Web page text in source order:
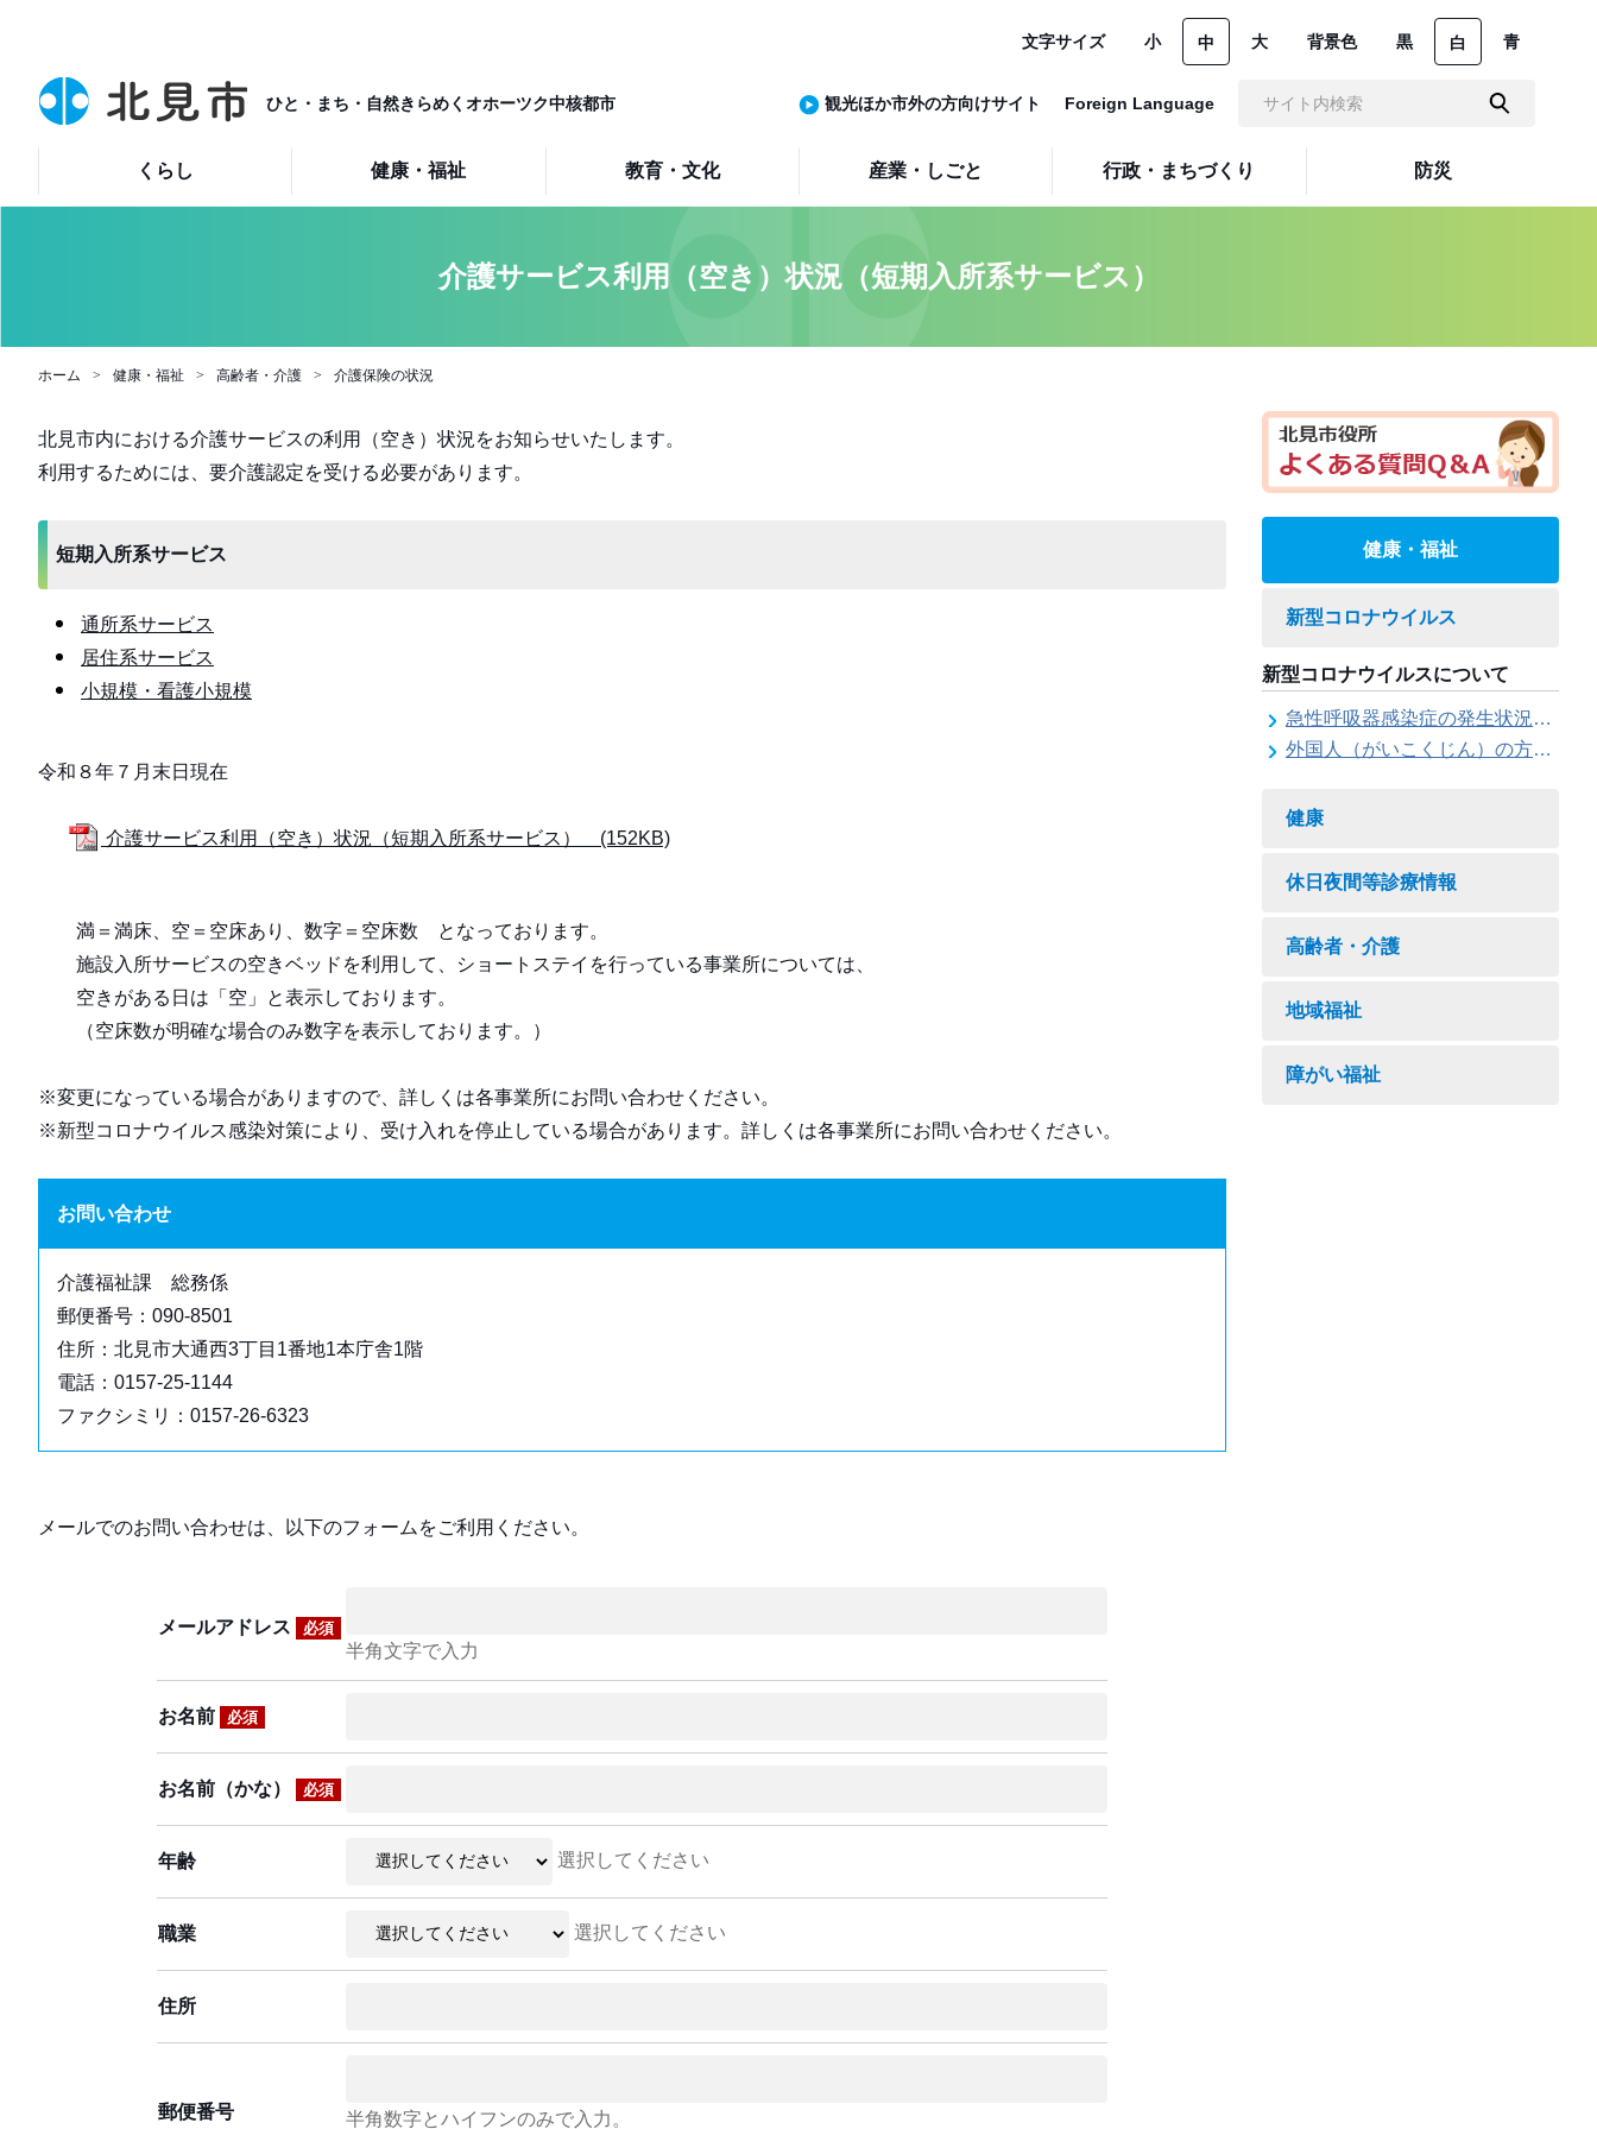
ひと・まち・自然きらめくオホーツク中核都市
くらし 健康・福祉 教育・文化 産業・しごと 行政・まちづくり 防災
文字サイズ 小 中 大 背景色 黒 白 青
観光ほか市外の方向けサイト Foreign Language
介護サービス利用（空き）状況（短期入所系サービス）
ホーム 健康・福祉 高齢者・介護 介護保険の状況
北見市内における介護サービスの利用（空き）状況をお知らせいたします。
利用するためには、要介護認定を受ける必要があります。
短期入所系サービス
通所系サービス
居住系サービス
小規模・看護小規模
令和８年７月末日現在
介護サービス利用（空き）状況（短期入所系サービス） (152KB)
満＝満床、空＝空床あり、数字＝空床数 となっております。
施設入所サービスの空きベッドを利用して、ショートステイを行っている事業所については、
空きがある日は「空」と表示しております。
（空床数が明確な場合のみ数字を表示しております。）
※変更になっている場合がありますので、詳しくは各事業所にお問い合わせください。
※新型コロナウイルス感染対策により、受け入れを停止している場合があります。詳しくは各事業所にお問い合わせください。
お問い合わせ
介護福祉課 総務係
郵便番号：090-8501
住所：北見市大通西3丁目1番地1本庁舎1階
電話：0157-25-1144
ファクシミリ：0157-26-6323
メールでのお問い合わせは、以下のフォームをご利用ください。
メールアドレス 必須
半角文字で入力
お名前 必須
お名前（かな） 必須
年齢 選択してください
職業 選択してください
住所
郵便番号 半角数字とハイフンのみで入力。
健康・福祉
新型コロナウイルス
新型コロナウイルスについて
急性呼吸器感染症の発生状況について
外国人（がいこくじん）の方（かた）への情報（じょうほう）
健康
休日夜間等診療情報
高齢者・介護
地域福祉
障がい福祉